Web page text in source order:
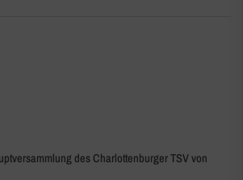
des Charlottenburger TSV von